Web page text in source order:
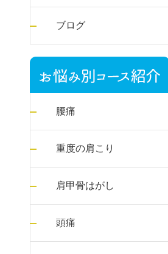
ブログ
腰痛
重度の肩こり
肩甲骨はがし
頭痛